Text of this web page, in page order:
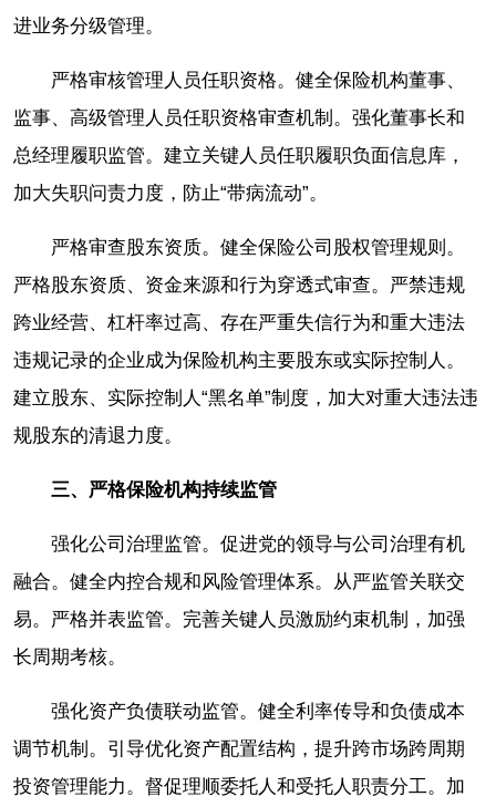
进业务分级管理。
严格审核管理人员任职资格。健全保险机构董事、
监事、高级管理人员任职资格审查机制。强化董事长和
总经理履职监管。建立关键人员任职履职负面信息库，
加大失职问责力度，防止“带病流动”。
严格审查股东资质。健全保险公司股权管理规则。
严格股东资质、资金来源和行为穿透式审查。严禁违规
跨业经营、杠杆率过高、存在严重失信行为和重大违法
违规记录的企业成为保险机构主要股东或实际控制人。
建立股东、实际控制人“黑名单”制度，加大对重大违法违
规股东的清退力度。
三、严格保险机构持续监管
强化公司治理监管。促进党的领导与公司治理有机
融合。健全内控合规和风险管理体系。从严监管关联交
易。严格并表监管。完善关键人员激励约束机制，加强
长周期考核。
强化资产负债联动监管。健全利率传导和负债成本
调节机制。引导优化资产配置结构，提升跨市场跨周期
投资管理能力。督促理顺委托人和受托人职责分工。加